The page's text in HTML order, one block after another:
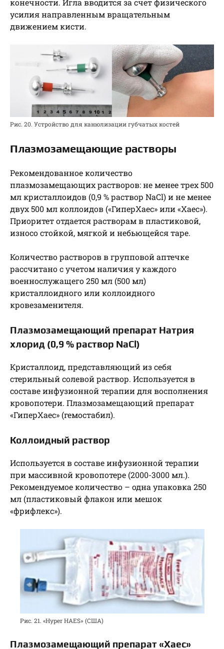
конечности. Игла вводится за счет физического
усилия направленным вращательным
движением кисти.
Рис. 20. Устройство для канюлизации губчатых костей
Плазмозамещающие растворы
Рекомендованное количество
плазмозамещающих растворов: не менее трех 500
мл кристаллоидов (0,9 % раствор NaCl) и не менее
двух 500 мл коллоидов («ГиперХаес» или «Хаес»).
Приоритет отдается растворам в пластиковой,
износо стойкой, мягкой и небьющейся таре.
Количество растворов в групповой аптечке
рассчитано с учетом наличия у каждого
военнослужащего 250 мл (500 мл)
кристаллоидного или коллоидного
кровезаменителя.
Плазмозамещающий препарат Натрия
хлорид (0,9 % раствор NaCl)
Кристаллоид, представляющий из себя
стерильный солевой раствор. Используется в
составе инфузионной терапии для восполнения
кровопотери. Плазмозамещающий препарат
«ГиперХаес» (гемостабил).
Коллоидный раствор
Используется в составе инфузионной терапии
при массивной кровопотере (2000-3000 мл.).
Рекомендуемое количество – одна упаковка 250
мл (пластиковый флакон или мешок
«фрифлекс»).
Рис. 21. «Hyper HAES» (США)
Плазмозамещающий препарат «Хаес»